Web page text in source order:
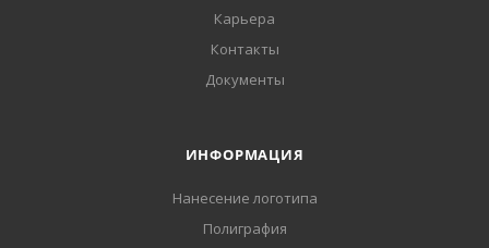
Карьера
Контакты
Документы
ИНФОРМАЦИЯ
Нанесение логотипа
Полиграфия